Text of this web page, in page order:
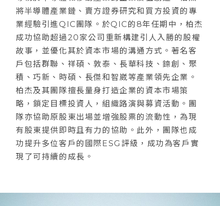
將半導體產業鏈、賣方證券研究和買方投資的專
業經驗引進QIC團隊。於QIC的8年任期中，柏杰
成功協助超過20家公司重新構建引人入勝的股權
故事，並優化其於資本市場的溝通方式。著名客
戶包括群聯、祥碩、敦泰、長華科技、錼創、聚
積、巧新、時碩、長傑和智崴等產業領先企業。
柏杰及其團隊擅長量身打造企業的資本市場策
略，鎖定目標投資人，組織路演與募資活動。團
隊亦協助原股東出場並增強股票的流動性，為現
有股東提供即時且有力的協助。此外，團隊也成
功提升多位客戶的國際ESG評級，成功為客戶實
現了可持續的成長。